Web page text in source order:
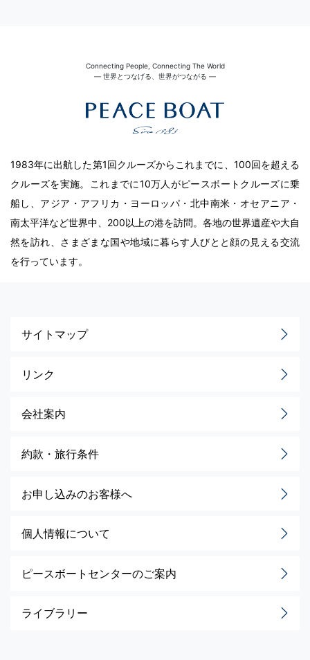
Connecting People, Connecting The World
― 世界とつなげる、世界がつながる ―
1983年に出航した第1回クルーズからこれまでに、100回を超える
クルーズを実施。これまでに10万人がピースボートクルーズに乗
船し、アジア・アフリカ・ヨーロッパ・北中南米・オセアニア・
南太平洋など世界中、200以上の港を訪問。各地の世界遺産や大自
然を訪れ、さまざまな国や地域に暮らす人びとと顔の見える交流
を行っています。
サイトマップ
リンク
会社案内
約款・旅行条件
お申し込みのお客様へ
個人情報について
ピースボートセンターのご案内
ライブラリー